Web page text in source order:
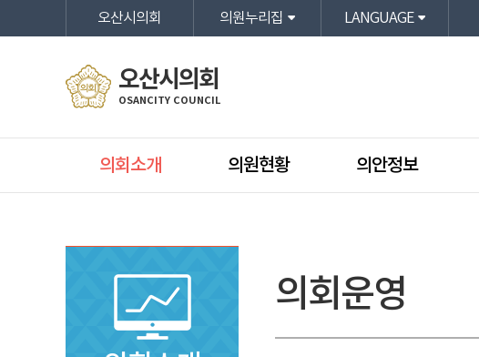
오산시의회 의원누리집 LANGUAGE
오산시의회
OSANCITY COUNCIL
의회소개 의원현황 의안정보
의회운영